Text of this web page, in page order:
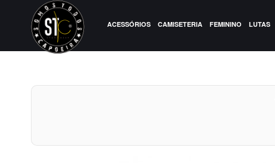
ACESSÓRIOS CAMISETERIA FEMININO LUTAS